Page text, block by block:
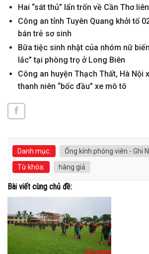
Hai “sát thủ” lẩn trốn về Cần Thơ
Công an tỉnh Tuyên Quang khởi tố
bán trẻ sơ sinh
Bữa tiệc sinh nhật của nhóm nữ
lắc” tại phòng trọ ở Long Biên
Công an huyện Thạch Thất, Hà Nội
thanh niên “bốc đầu” xe mô tô
Danh mục:
Ống kính phóng viên - Ghi
Từ khóa:
hàng giả
Bài viết cùng chủ đề: